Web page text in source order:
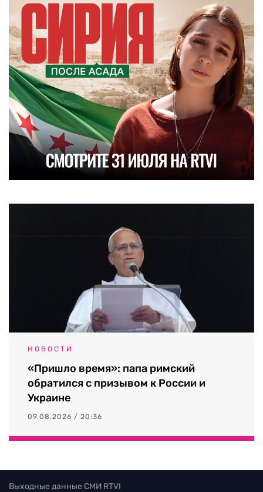
НОВОСТИ
«Пришло время»: папа римский
обратился с призывом к России и
Украине
09.08.2026 / 20:36
Выходные данные СМИ RTVI